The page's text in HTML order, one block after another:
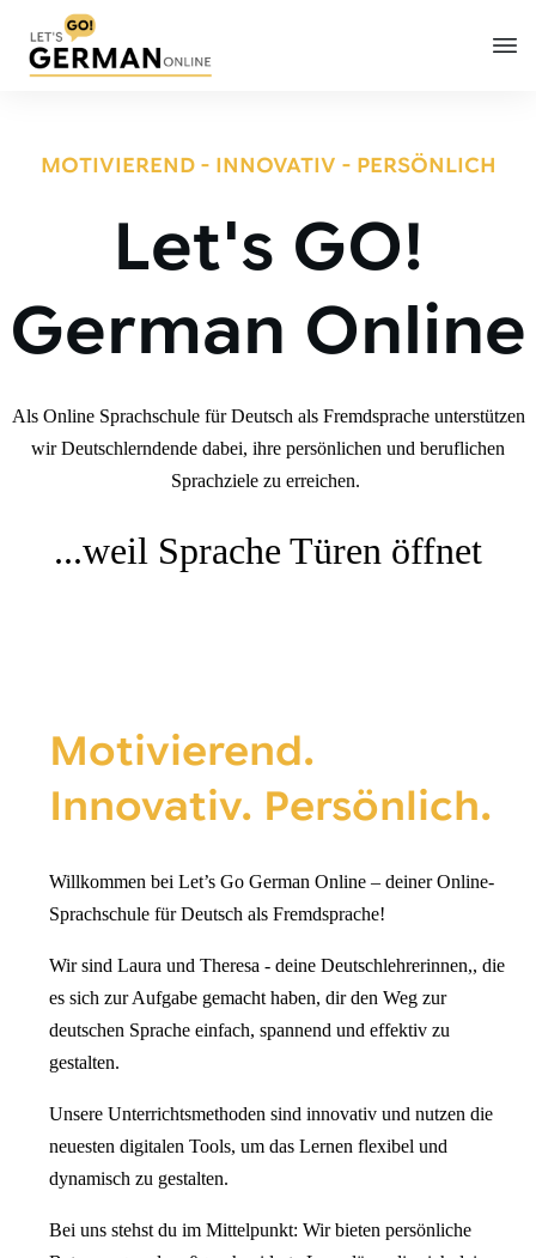
MOTIVIEREND - INNOVATIV - PERSÖNLICH
Let's GO!
German Online
Als Online Sprachschule für Deutsch als Fremdsprache unterstützen
wir Deutschlerndende dabei, ihre persönlichen und beruflichen
Sprachziele zu erreichen.
...weil Sprache Türen öffnet
Motivierend.
Innovativ. Persönlich.
Willkommen bei Let’s Go German Online – deiner Online-
Sprachschule für Deutsch als Fremdsprache!
Wir sind Laura und Theresa - deine Deutschlehrerinnen,, die
es sich zur Aufgabe gemacht haben, dir den Weg zur
deutschen Sprache einfach, spannend und effektiv zu
gestalten.
Unsere Unterrichtsmethoden sind innovativ und nutzen die
neuesten digitalen Tools, um das Lernen flexibel und
dynamisch zu gestalten.
Bei uns stehst du im Mittelpunkt: Wir bieten persönliche